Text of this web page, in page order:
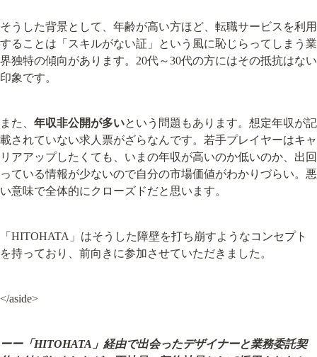
そうした背景として、年齢が高い方ほど、転職サービスを利用
することは「スキルがない証」という風に恥じらってしまう業
界独特の傾向があります。20代～30代の方にはその抵抗はない
印象です。
また、 年収非公開が多いという問題もあります。想定年収が記
載されていない求人票がざらなんです。若手プレイヤーはキャ
リアアップしたくても、いまの年収が高いのか低いのか、出回
っている情報が少ないので自分の市場価値がわかりづらい。悪
い意味で全体的にクローズドだと思います。
「HITOHATA」はそうした障壁を打ち崩すようなコンセプト
を持っており、前向きに参加させていただきました。
</aside>
ーー「HITOHATA」経由で出会ったデザイナーと業務委託契